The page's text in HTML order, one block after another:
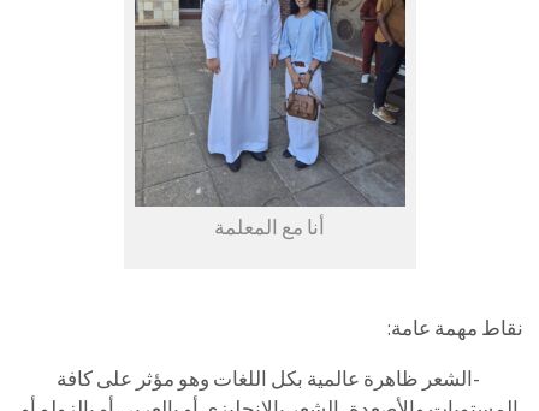
أنا مع المعلمة
نقاط مهمة عامة:
-الشعر ظاهرة عالمية بكل اللغات وهو مؤثر على كافة